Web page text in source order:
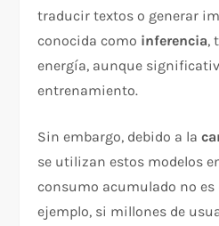
traducir textos o generar
conocida como inferencia,
energía, aunque
entrenamiento.
Sin embargo, debido a la
se utilizan estos modelos
consumo acumulado no es
ejemplo, si millones de